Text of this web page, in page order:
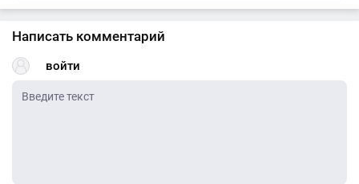
Написать комментарий
войти